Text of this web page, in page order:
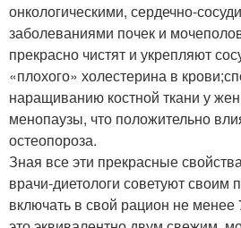
онкологическими, сердечно-
заболеваниями почек и
прекрасно чистят и укрепляют
«плохого» холестерина в
наращиванию костной ткани у
менопаузы, что положительно
остеопороза.
Зная все эти прекрасные
врачи‑диетологи советуют
включать в свой рацион не